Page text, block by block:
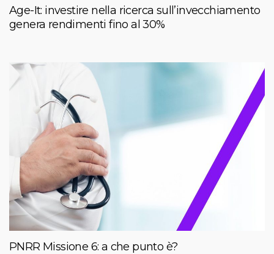
Age-It: investire nella ricerca sull’invecchiamento
genera rendimenti fino al 30%
PNRR Missione 6: a che punto è?